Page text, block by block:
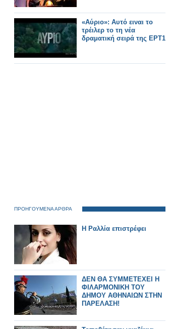
«Αύριο»: Αυτό ειναι το
τρέιλερ το τη νέα
δραματική σειρά της ΕΡΤ1
ΠΡΟΗΓΟΥΜΕΝΑ ΑΡΘΡΑ
Η Ραλλία επιστρέφει
ΔΕΝ ΘΑ ΣΥΜΜΕΤΕΧΕΙ Η
ΦΙΛΑΡΜΟΝΙΚΗ ΤΟΥ
ΔΗΜΟΥ ΑΘΗΝΑΙΩΝ ΣΤΗΝ
ΠΑΡΕΛΑΣΗ!